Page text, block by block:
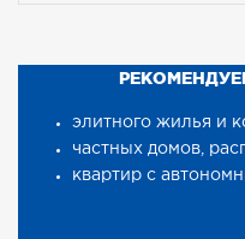
элитного жилья и
частных домов,
квартир с